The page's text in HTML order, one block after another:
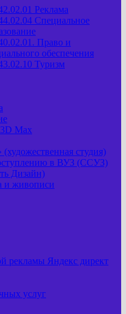
Реклама
Специальное
Право и
обеспечения
Туризм
Max
студия)
в ВУЗ (ССУЗ)
Дизайн)
и живописи
рекламы Яндекс директ
услуг